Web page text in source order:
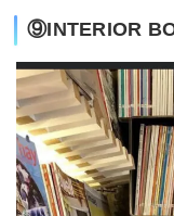
⑨INTERIOR